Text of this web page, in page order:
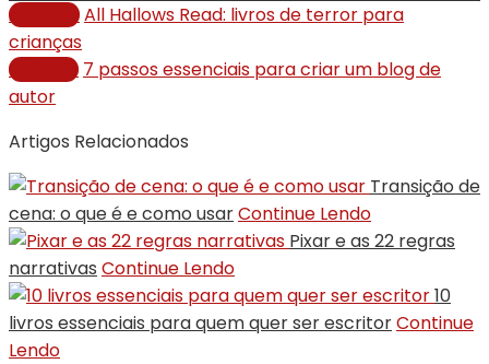
AnteriorAll Hallows Read: livros de terror para
crianças
Próximo 7 passos essenciais para criar um blog de
autor
Artigos Relacionados
Transição de
cena: o que é e como usarContinue Lendo
Pixar e as 22 regras
narrativas Continue Lendo
10
livros essenciais para quem quer ser escritorContinue
Lendo